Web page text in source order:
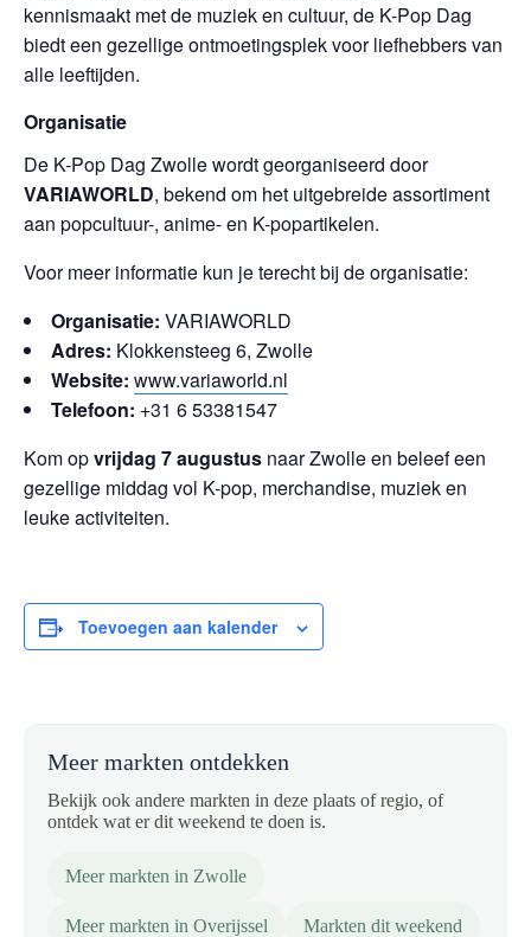
kennismaakt met de muziek en cultuur, de K-Pop Dag
biedt een gezellige ontmoetingsplek voor liefhebbers van
alle leeftijden.
Organisatie
De K-Pop Dag Zwolle wordt georganiseerd door
VARIAWORLD, bekend om het uitgebreide assortiment
aan popcultuur-, anime- en K-popartikelen.
Voor meer informatie kun je terecht bij de organisatie:
Organisatie: VARIAWORLD
Adres: Klokkensteeg 6, Zwolle
Website: www.variaworld.nl
Telefoon: +31 6 53381547
Kom opvrijdag 7 augustus naar Zwolle en beleef een
gezellige middag vol K-pop, merchandise, muziek en
leuke activiteiten.
Toevoegen aan kalender
Meer markten ontdekken
Bekijk ook andere markten in deze plaats of regio, of
ontdek wat er dit weekend te doen is.
Meer markten in Zwolle
Meer markten in Overijssel Markten dit weekend